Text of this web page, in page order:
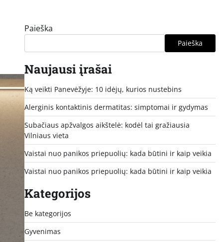
Paieška
Paieška
Naujausi įrašai
Ką veikti Panevėžyje: 10 idėjų, kurios nustebins
Alerginis kontaktinis dermatitas: simptomai ir gydymas
Subačiaus apžvalgos aikštelė: kodėl tai gražiausia
Vilniaus vieta
Vaistai nuo panikos priepuolių: kada būtini ir kaip veikia
Vaistai nuo panikos priepuolių: kada būtini ir kaip veikia
Kategorijos
Be kategorijos
Gyvenimas